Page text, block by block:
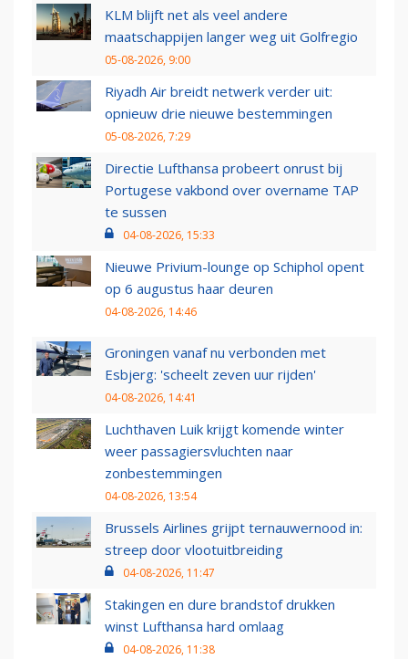
KLM blijft net als veel andere
maatschappijen langer weg uit Golfregio
05-08-2026, 9:00
Riyadh Air breidt netwerk verder uit:
opnieuw drie nieuwe bestemmingen
05-08-2026, 7:29
Directie Lufthansa probeert onrust bij
Portugese vakbond over overname TAP
te sussen
04-08-2026, 15:33
Nieuwe Privium-lounge op Schiphol opent
op 6 augustus haar deuren
04-08-2026, 14:46
Groningen vanaf nu verbonden met
Esbjerg: 'scheelt zeven uur rijden'
04-08-2026, 14:41
Luchthaven Luik krijgt komende winter
weer passagiersvluchten naar
zonbestemmingen
04-08-2026, 13:54
Brussels Airlines grijpt ternauwernood in:
streep door vlootuitbreiding
04-08-2026, 11:47
Stakingen en dure brandstof drukken
winst Lufthansa hard omlaag
04-08-2026, 11:38